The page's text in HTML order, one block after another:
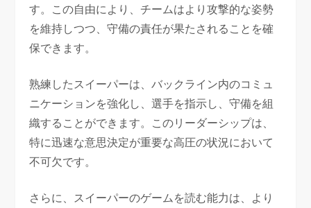
す。この自由により、チームはより攻撃的な姿勢
を維持しつつ、守備の責任が果たされることを確
保できます。
熟練したスイーパーは、バックライン内のコミュ
ニケーションを強化し、選手を指示し、守備を組
織することができます。このリーダーシップは、
特に迅速な意思決定が重要な高圧の状況において
不可欠です。
さらに、スイーパーのゲームを読む能力は、より